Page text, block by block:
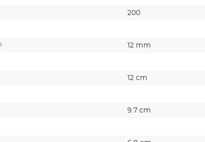
200
12 mm
12 cm
9.7 cm